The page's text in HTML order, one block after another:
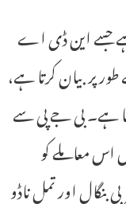
جسے این ڈی اے
پر بیان کرتا ہے،
ہے۔ بی جے پی سے
اس معاملے کو
بنگال اور تمل ناڈو